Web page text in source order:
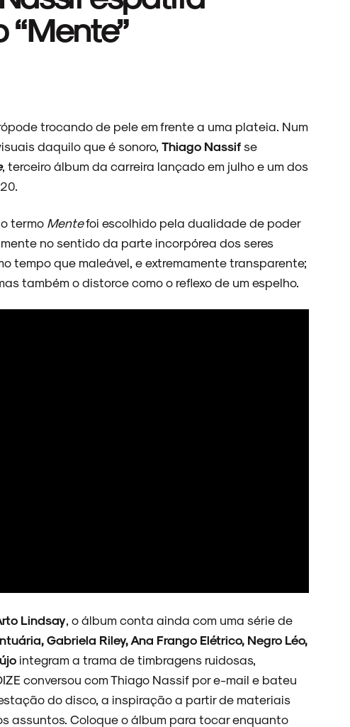
trocando de pele em frente a uma plateia. Num
daquilo que é sonoro, Thiago Nassifse
, terceiro álbum da carreira lançado em julho e um dos
termo Mentefoi escolhido pela dualidade de poder
no sentido da parte incorpórea dos seres
tempo que maleável, e extremamente transparente;
também o distorce como o reflexo de um espelho.
Lindsay , o álbum conta ainda com uma série de
Gabriela Riley, Ana Frango Elétrico, Negro Léo,
integram a trama de timbragens ruidosas,
conversou com Thiago Nassif por e-mail e bateu
do disco, a inspiração a partir de materiais
assuntos. Coloque o álbum para tocar enquanto